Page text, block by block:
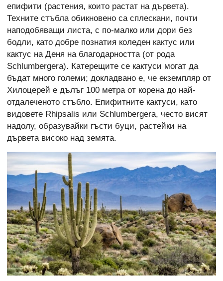
епифити (растения, които растат на дървета).
Техните стъбла обикновено са сплескани, почти
наподобяващи листа, с по-малко или дори без
бодли, като добре познатия коледен кактус или
кактус на Деня на благодарността (от рода
Schlumbergera). Катерещите се кактуси могат да
бъдат много големи; докладвано е, че екземпляр от
Хилоцерей е дълъг 100 метра от корена до най-
отдалеченото стъбло. Епифитните кактуси, като
видовете Rhipsalis или Schlumbergera, често висят
надолу, образувайки гъсти буци, растейки на
дървета високо над земята.